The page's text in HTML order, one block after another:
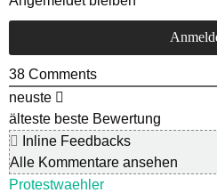
38 Comments
neuste
älteste beste Bewertung
Inline Feedbacks
Alle Kommentare ansehen
Protestwaehler